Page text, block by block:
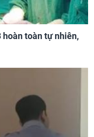
toàn tự nhiên,